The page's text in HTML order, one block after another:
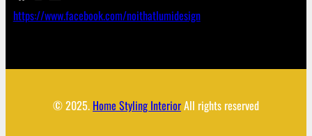
https://www.facebook.com/noithatlumidesign
© 2025. Home Styling InteriorAll rights reserved